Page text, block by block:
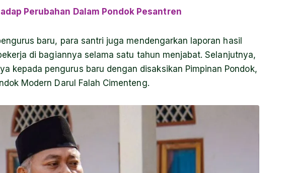
Perubahan Dalam Pondok Pesantren
baru, para santri juga mendengarkan laporan hasil
di bagiannya selama satu tahun menjabat. Selanjutnya,
kepada pengurus baru dengan disaksikan Pimpinan Pondok,
Modern Darul Falah Cimenteng.